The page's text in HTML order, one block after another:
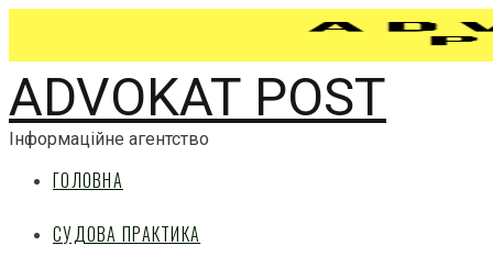
ADVOKAT POST
Інформаційне агентство
ГОЛОВНА
СУДОВА ПРАКТИКА